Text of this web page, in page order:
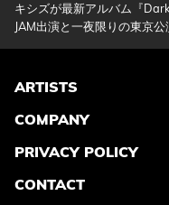
キシズが最新アルバム『
JAM出演と一夜限りの東京公
ARTISTS
COMPANY
PRIVACY POLICY
CONTACT